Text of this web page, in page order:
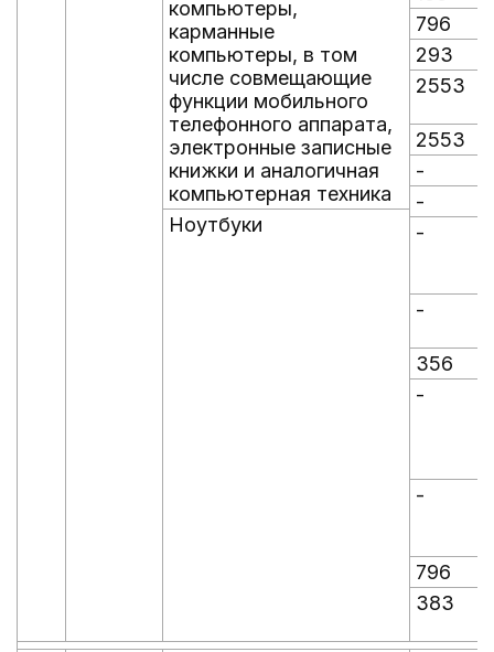
компьютеры,
карманные
компьютеры, в том
числе совмещающие
функции мобильного
телефонного аппарата,
электронные записные
книжки и аналогичная
компьютерная техника
796
293
2553
2553
-
-
Ноутбуки
-
-
356
-
-
796
383